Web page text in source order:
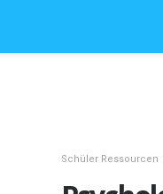
Schüler Ressourcen